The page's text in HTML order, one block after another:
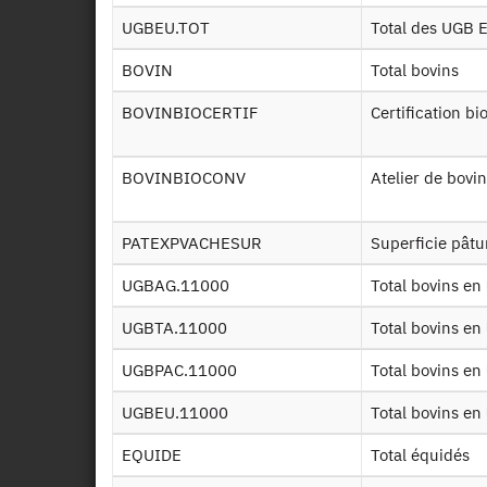
v2
v1
UGBEU.TOT Total des UGB
BOVIN Total bovins
BOVINBIOCERTIF Certification
BOVINBIOCONV Atelier de
PATEXPVACHESUR Superficie
UGBAG.11000 Total bovins en
UGBTA.11000 Total bovins en
UGBPAC.11000 Total bovins en
UGBEU.11000 Total bovins en
EQUIDE Total équidés